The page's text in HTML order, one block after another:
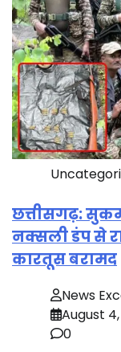
छत्तीसगढ़:
नक्सली डंप से
कारतूस बरामद
News
August
0